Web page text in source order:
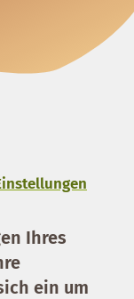
Ihres
ein um